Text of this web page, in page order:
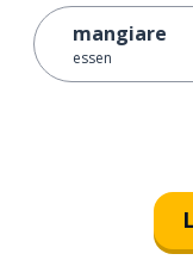
mangiare
essen